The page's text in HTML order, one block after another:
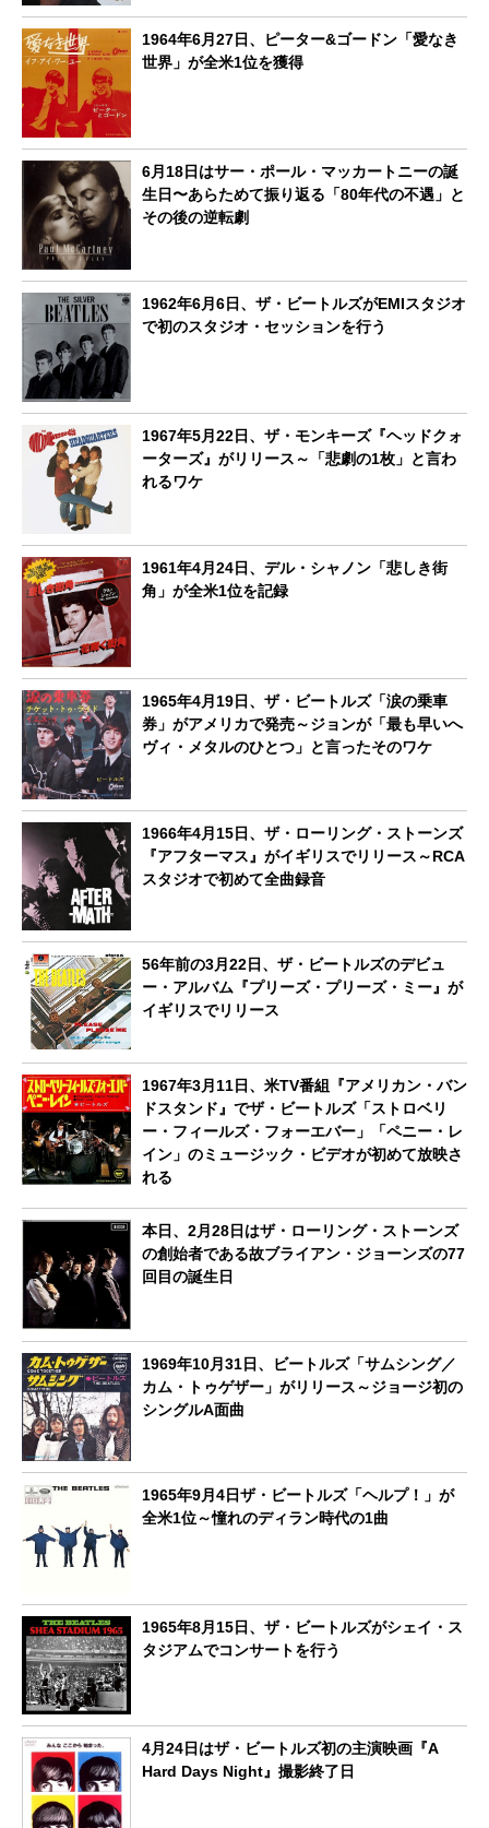
1964年6月27日、ピーター&ゴードン「愛なき
世界」が全米1位を獲得
6月18日はサー・ポール・マッカートニーの誕
生日〜あらためて振り返る「80年代の不遇」と
その後の逆転劇
1962年6月6日、ザ・ビートルズがEMIスタジオ
で初のスタジオ・セッションを行う
1967年5月22日、ザ・モンキーズ『ヘッドクォ
ーターズ』がリリース～「悲劇の1枚」と言わ
れるワケ
1961年4月24日、デル・シャノン「悲しき街
角」が全米1位を記録
1965年4月19日、ザ・ビートルズ「涙の乗車
券」がアメリカで発売～ジョンが「最も早いへ
ヴィ・メタルのひとつ」と言ったそのワケ
1966年4月15日、ザ・ローリング・ストーンズ
『アフターマス』がイギリスでリリース～RCA
スタジオで初めて全曲録音
56年前の3月22日、ザ・ビートルズのデビュ
ー・アルバム『プリーズ・プリーズ・ミー』が
イギリスでリリース
1967年3月11日、米TV番組『アメリカン・バン
ドスタンド』でザ・ビートルズ「ストロベリ
ー・フィールズ・フォーエバー」「ペニー・レ
イン」のミュージック・ビデオが初めて放映さ
れる
本日、2月28日はザ・ローリング・ストーンズ
の創始者である故ブライアン・ジョーンズの77
回目の誕生日
1969年10月31日、ビートルズ「サムシング／
カム・トゥゲザー」がリリース～ジョージ初の
シングルA面曲
1965年9月4日ザ・ビートルズ「ヘルプ！」が
全米1位～憧れのディラン時代の1曲
1965年8月15日、ザ・ビートルズがシェイ・ス
タジアムでコンサートを行う
4月24日はザ・ビートルズ初の主演映画『A
Hard Days Night』撮影終了日